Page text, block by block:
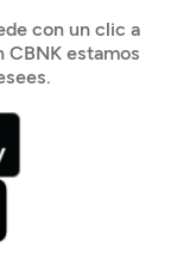
con un clic a
CBNK estamos